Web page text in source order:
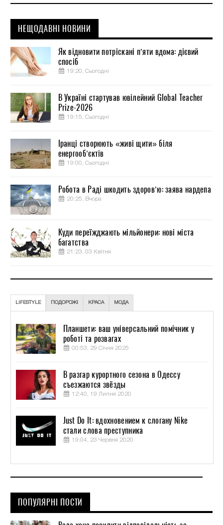
НЕЩОДАВНІ НОВИНИ
Як відновити потріскані п’яти вдома: дієвий
спосіб
19:20, Сьогодні
В Україні стартував ювілейний Global Teacher
Prize-2026
19:15, Сьогодні
Іранці створюють «живі щити» біля
енергооб’єктів
19:00, Сьогодні
Робота в Раді шкодить здоров’ю: заява нардепа
20:25, Вчора
Куди переїжджають мільйонери: нові міста
багатства
21:23, 03 Квітня
LIFESTYLE ПОДОРОЖІ КРАСА МОДА
Планшети: ваш універсальний помічник у
роботі та розвагах
00:53, 29 Січня 2025
В разгар курортного сезона в Одессу
съезжаются звёзды
12:40, 19 Липня 2020
Just Do It: вдохновением к слогану Nike
стали слова преступника
19:04, 23 Червня 2020
ПОПУЛЯРНІ ПОСТИ